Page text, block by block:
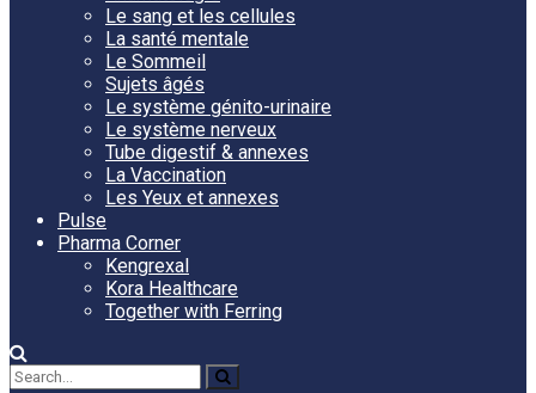
Le sang et les cellules
La santé mentale
Le Sommeil
Sujets âgés
Le système génito-urinaire
Le système nerveux
Tube digestif & annexes
La Vaccination
Les Yeux et annexes
Pulse
Pharma Corner
Kengrexal
Kora Healthcare
Together with Ferring